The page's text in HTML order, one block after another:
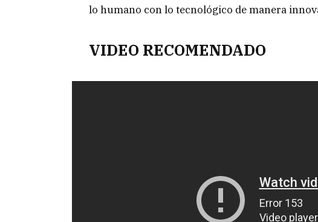
lo humano con lo tecnológico de manera
VIDEO RECOMENDADO